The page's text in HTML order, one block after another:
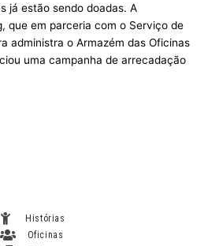
já estão sendo doadas. A
que em parceria com o Serviço de
administra o Armazém das Oficinas
uma campanha de arrecadação
Histórias
Oficinas